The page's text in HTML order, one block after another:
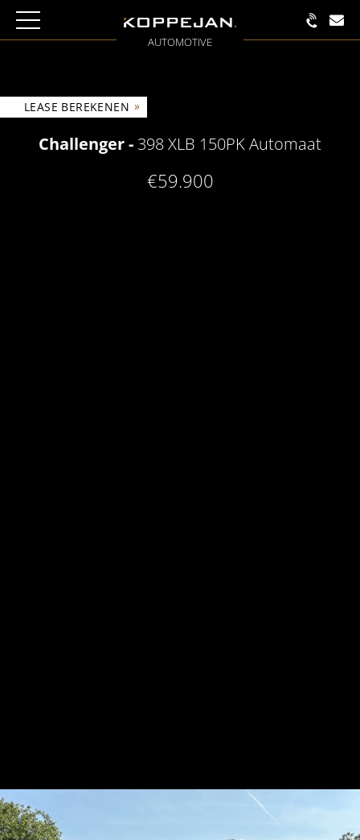
AUTOMOTIVE
LEASE BEREKENEN »
Challenger - 398 XLB 150PK Automaat
€59.900